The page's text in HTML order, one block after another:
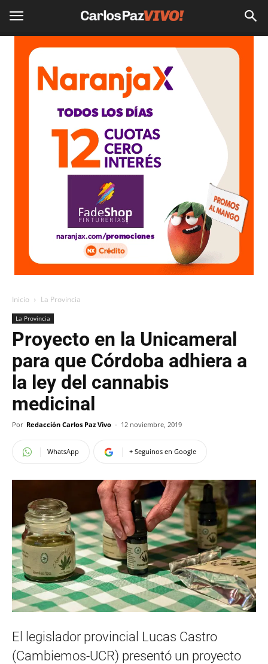
Inicio La Provincia
La Provincia
Proyecto en la Unicameral
para que Córdoba adhiera a
la ley del cannabis
medicinal
Por Redacción Carlos Paz Vivo - 12 noviembre, 2019
WhatsApp + Seguinos en Google
El legislador provincial Lucas Castro
(Cambiemos-UCR) presentó un proyecto